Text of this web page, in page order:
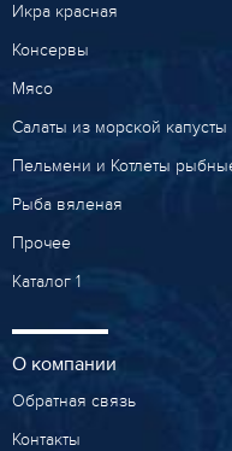
Икра красная
Консервы
Мясо
Салаты из морской капусты
Пельмени и Котлеты
Рыба вяленая
Прочее
Каталог 1
О компании
Обратная связь
Контакты